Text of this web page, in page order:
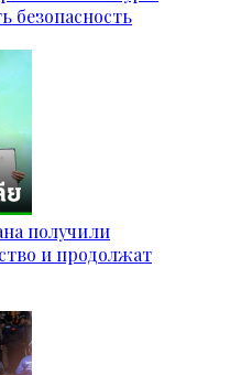
безопасность
получили
и продолжат